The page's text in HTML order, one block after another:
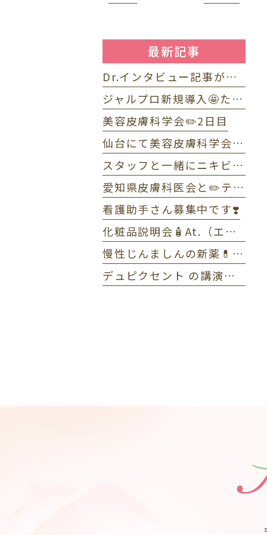
最新記事
Dr.インタビュー記事が掲載されました⭐️
ジャルプロ新規導入🤩たるみ改善に「ジャルプロ・スーパーハイドロ」💉目元のくま・小じわに「ジャルプロヤングアイ」👀
美容皮膚科学会✏️2日目
仙台にて美容皮膚科学会✏️1日目
スタッフと一緒にニキビWEBセミナーで配信しました☺️
愛知県皮膚科医会と✏️テニス部OB・OG会🎾
看護助手さん募集中です❣️
化粧品説明会🧴At.（エーティー）とゼオスキンヘルス
慢性じんましんの新薬💊ラプシド✏️全体MTG
デュピクセント の講演をしました🎤アトピー性皮膚炎